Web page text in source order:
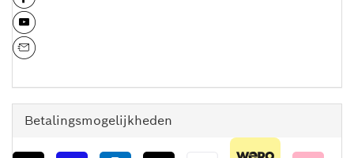
Betalingsmogelijkheden